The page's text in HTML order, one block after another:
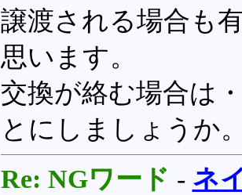
譲渡される場合も
思います。
交換が絡む場合は
とにしましょうか
Re: NGワード - ネ